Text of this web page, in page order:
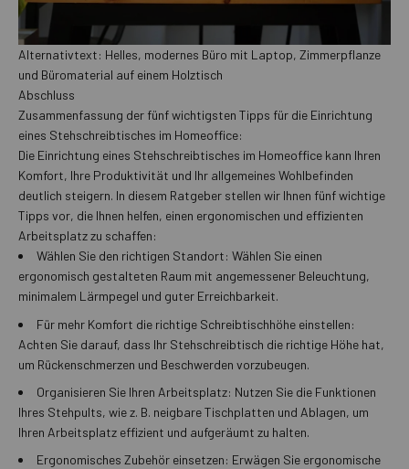
Alternativtext: Helles, modernes Büro mit Laptop, Zimmerpflanze
und Büromaterial auf einem Holztisch
Abschluss
Zusammenfassung der fünf wichtigsten Tipps für die Einrichtung
eines Stehschreibtisches im Homeoffice:
Die Einrichtung eines Stehschreibtisches im Homeoffice kann Ihren
Komfort, Ihre Produktivität und Ihr allgemeines Wohlbefinden
deutlich steigern. In diesem Ratgeber stellen wir Ihnen fünf wichtige
Tipps vor, die Ihnen helfen, einen ergonomischen und effizienten
Arbeitsplatz zu schaffen:
Wählen Sie den richtigen Standort: Wählen Sie einen
ergonomisch gestalteten Raum mit angemessener Beleuchtung,
minimalem Lärmpegel und guter Erreichbarkeit.
Für mehr Komfort die richtige Schreibtischhöhe einstellen:
Achten Sie darauf, dass Ihr Stehschreibtisch die richtige Höhe hat,
um Rückenschmerzen und Beschwerden vorzubeugen.
Organisieren Sie Ihren Arbeitsplatz: Nutzen Sie die Funktionen
Ihres Stehpults, wie z. B. neigbare Tischplatten und Ablagen, um
Ihren Arbeitsplatz effizient und aufgeräumt zu halten.
Ergonomisches Zubehör einsetzen: Erwägen Sie ergonomische